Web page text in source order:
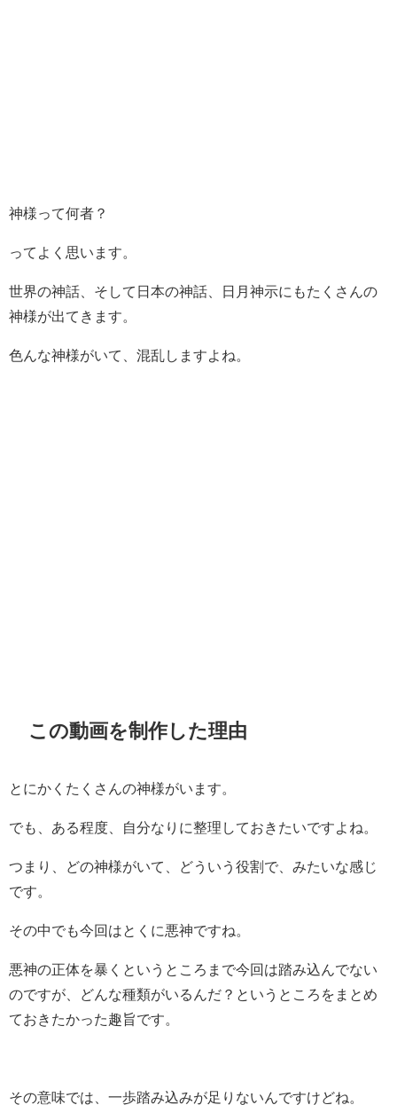
神様って何者？
ってよく思います。
世界の神話、そして日本の神話、日月神示にもたくさんの
神様が出てきます。
色んな神様がいて、混乱しますよね。
この動画を制作した理由
とにかくたくさんの神様がいます。
でも、ある程度、自分なりに整理しておきたいですよね。
つまり、どの神様がいて、どういう役割で、みたいな感じ
です。
その中でも今回はとくに悪神ですね。
悪神の正体を暴くというところまで今回は踏み込んでない
のですが、どんな種類がいるんだ？というところをまとめ
ておきたかった趣旨です。
その意味では、一歩踏み込みが足りないんですけどね。